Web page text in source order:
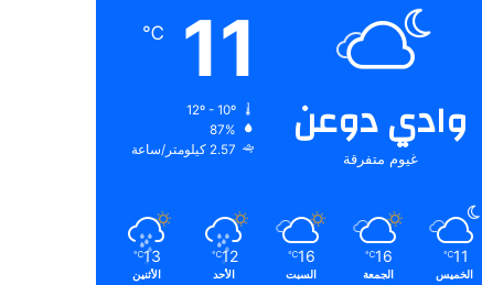
وادي دوعن
غيوم متفرقة
11
℃
87%
2.57 كيلومتر/ساعة
11
℃
الخميس
16
℃
الجمعة
16
℃
السبت
12
℃
الأحد
13
℃
الأثنين